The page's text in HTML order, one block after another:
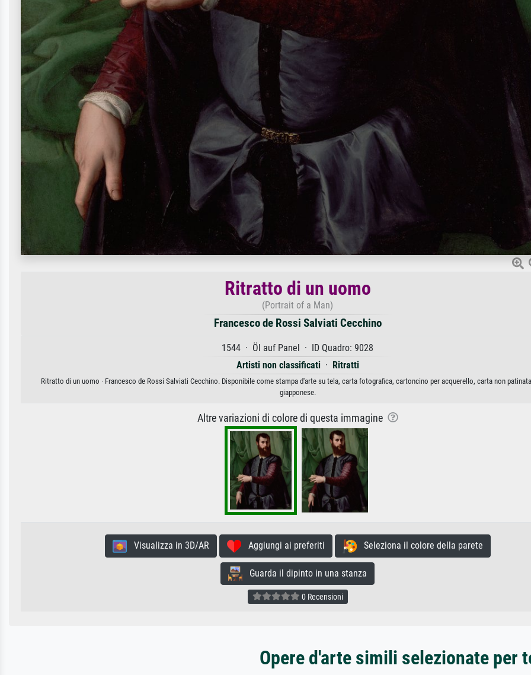
Ritratto di un uomo
(Portrait of a Man)
Francesco de Rossi Salviati Cecchino
1544 · Öl auf Panel · ID Quadro: 9028
Artisti non classificati· Ritratti
Ritratto di un uomo · Francesco de Rossi Salviati Cecchino. Disponibile come stampa d'arte su tela, carta fotografica, cartoncino per acquerello, carta non
giapponese.
Altre variazioni di colore di questa immagine
Visualizza in 3D/AR Aggiungi ai preferiti Seleziona il colore della parete
Guarda il dipinto in una stanza
0 Recensioni
Opere d'arte simili selezionate per